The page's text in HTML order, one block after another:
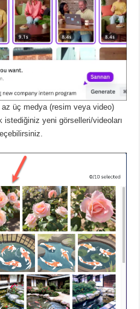
üç medya (resim veya video)
yeni görselleri/videoları